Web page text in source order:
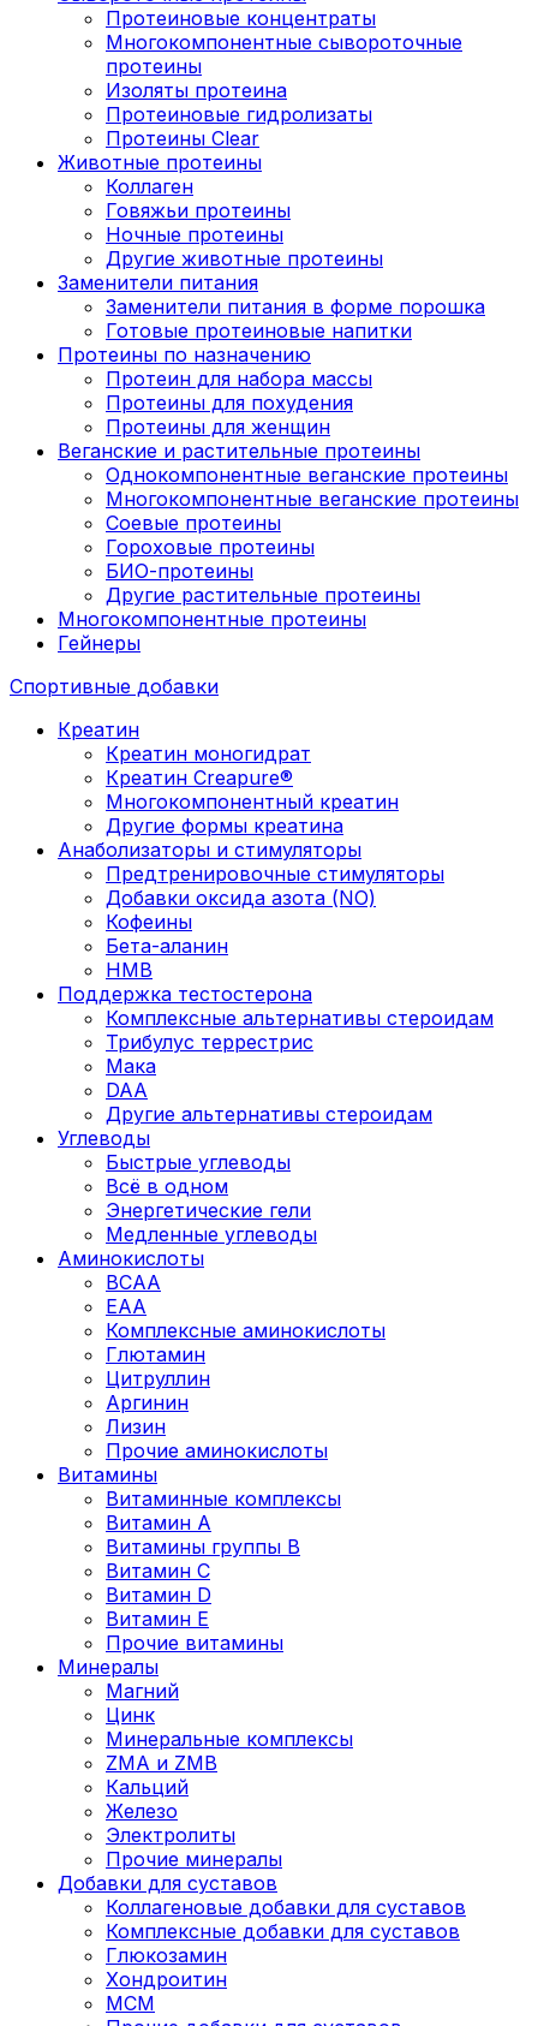
Протеиновые концентраты
Многокомпонентные сывороточные
протеины
Изоляты протеина
Протеиновые гидролизаты
Протеины Clear
Животные протеины
Коллаген
Говяжьи протеины
Ночные протеины
Другие животные протеины
Заменители питания
Заменители питания в форме порошка
Готовые протеиновые напитки
Протеины по назначению
Протеин для набора массы
Протеины для похудения
Протеины для женщин
Веганские и растительные протеины
Однокомпонентные веганские протеины
Многокомпонентные веганские протеины
Соевые протеины
Гороховые протеины
БИО-протеины
Другие растительные протеины
Многокомпонентные протеины
Гейнеры
Спортивные добавки
Креатин
Креатин моногидрат
Креатин Creapure®
Многокомпонентный креатин
Другие формы креатина
Анаболизаторы и стимуляторы
Предтренировочные стимуляторы
Добавки оксида азота (NO)
Кофеины
Бета-аланин
HMB
Поддержка тестостерона
Комплексные альтернативы стероидам
Трибулус террестрис
Мака
DAA
Другие альтернативы стероидам
Углеводы
Быстрые углеводы
Всё в одном
Энергетические гели
Медленные углеводы
Аминокислоты
BCAA
EAA
Комплексные аминокислоты
Глютамин
Цитруллин
Аргинин
Лизин
Прочие аминокислоты
Витамины
Витаминные комплексы
Витамин А
Витамины группы В
Витамин C
Витамин D
Витамин Е
Прочие витамины
Минералы
Магний
Цинк
Минеральные комплексы
ZMA и ZMB
Кальций
Железо
Электролиты
Прочие минералы
Добавки для суставов
Коллагеновые добавки для суставов
Комплексные добавки для суставов
Глюкозамин
Хондроитин
MCM